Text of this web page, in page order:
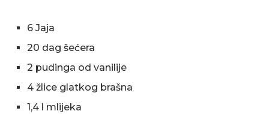
6 Jaja
20 dag šećera
2 pudinga od vanilije
4 žlice glatkog brašna
1,4 l mlijeka